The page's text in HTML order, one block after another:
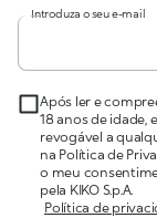
Introduza o seu e-mail
Após ler e
18 anos de idade,
revogável a
na Política de
o meu
pela KIKO S.p.A.
Política de